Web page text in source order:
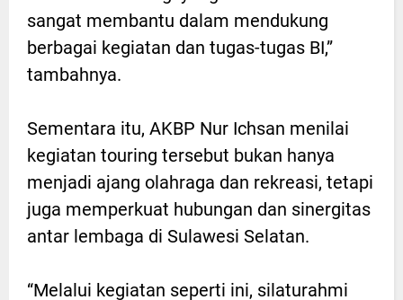
sangat membantu dalam mendukung
berbagai kegiatan dan tugas-tugas BI,”
tambahnya.
Sementara itu, AKBP Nur Ichsan menilai
kegiatan touring tersebut bukan hanya
menjadi ajang olahraga dan rekreasi, tetapi
juga memperkuat hubungan dan sinergitas
antar lembaga di Sulawesi Selatan.
“Melalui kegiatan seperti ini, silaturahmi